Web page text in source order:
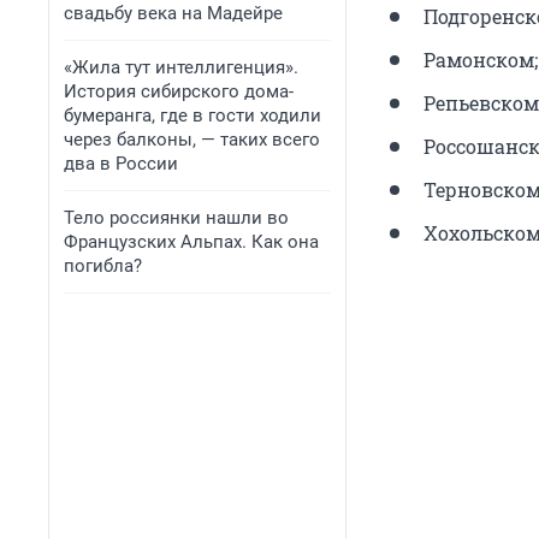
свадьбу века на Мадейре
«Жила тут интеллигенция».
История сибирского дома-
бумеранга, где в гости ходили
через балконы, — таких всего
два в России
Тело россиянки нашли во
Французских Альпах. Как она
погибла?
Рамонском;